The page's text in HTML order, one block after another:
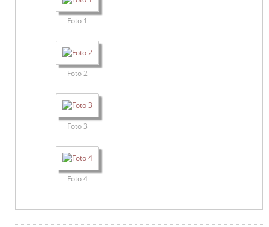
Foto 1
Foto 2
Foto 3
Foto 4